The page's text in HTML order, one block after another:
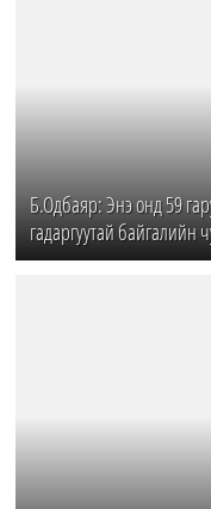
Б.Одбаяр: Энэ онд 59
гадаргуутай байгалийн